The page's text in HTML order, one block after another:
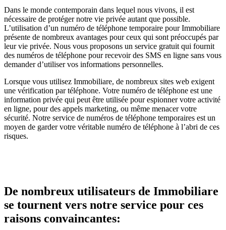
Dans le monde contemporain dans lequel nous vivons, il est
nécessaire de protéger notre vie privée autant que possible.
L’utilisation d’un numéro de téléphone temporaire pour Immobiliare
présente de nombreux avantages pour ceux qui sont préoccupés par
leur vie privée. Nous vous proposons un service gratuit qui fournit
des numéros de téléphone pour recevoir des SMS en ligne sans vous
demander d’utiliser vos informations personnelles.
Lorsque vous utilisez Immobiliare, de nombreux sites web exigent
une vérification par téléphone. Votre numéro de téléphone est une
information privée qui peut être utilisée pour espionner votre activité
en ligne, pour des appels marketing, ou même menacer votre
sécurité. Notre service de numéros de téléphone temporaires est un
moyen de garder votre véritable numéro de téléphone à l’abri de ces
risques.
De nombreux utilisateurs de Immobiliare
se tournent vers notre service pour ces
raisons convaincantes: